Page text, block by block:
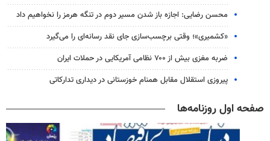
محسن رضایی: اجازه باز شدن مسیر دوم در تنگه هرمز را نخواهیم داد
«کشمیری»؛ وقتی برچسب‌سازی جای نقد رسانه‌ای را می‌گیرد
ضربه مغزی بیش از ۷۰۰ نظامی آمریکایی در حملات ایران
پیروزی استقلال مقابل همنام خوزستانی در دیداری تدارکاتی
صفحه اول روزنامه‌ها